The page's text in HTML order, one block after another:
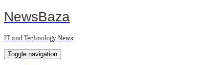
NewsBaza
IT and Technology News
Toggle navigation